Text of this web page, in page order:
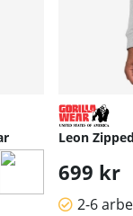
Leon
699 kr
2-6